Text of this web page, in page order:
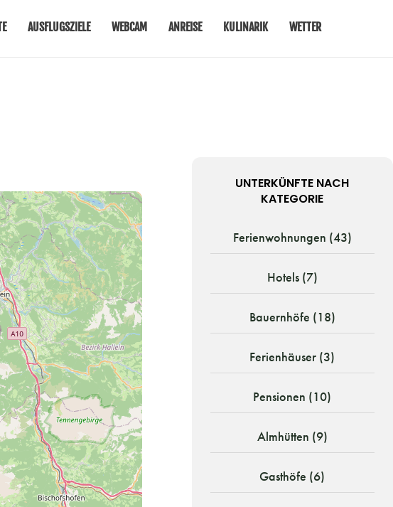
AUSFLUGSZIELE WEBCAM ANREISE KULINARIK WETTER
UNTERKÜNFTE NACH
KATEGORIE
Ferienwohnungen (43)
Hotels (7)
Bauernhöfe (18)
Ferienhäuser (3)
Pensionen (10)
Almhütten (9)
Gasthöfe (6)